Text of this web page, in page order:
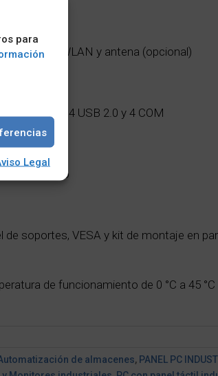
para
Legal
módulo WLAN y antena (opcional)
2 USB 3.2, 4 USB 2.0 y 4 COM
2.0 integrado
de soportes, VESA y kit de montaje en
de funcionamiento de 0 °C a 45 °C
de almacenes, PANEL PC